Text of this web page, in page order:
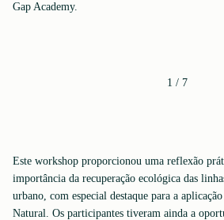
Gap Academy.
1 / 7
Este workshop proporcionou uma reflexão
importância da recuperação ecológica das
urbano, com especial destaque para a
Natural. Os participantes tiveram ainda a